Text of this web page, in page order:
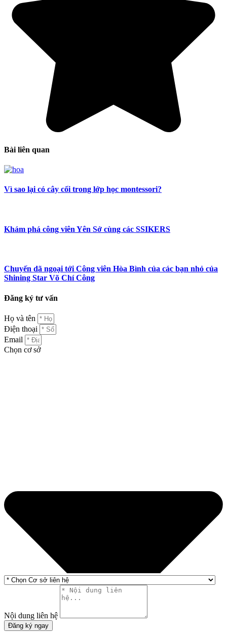
Bài liên quan
Vì sao lại có cây cối trong lớp học montessori?
Khám phá công viên Yên Sở cùng các SSIKERS
Chuyến dã ngoại tới Công viên Hòa Bình của các bạn nhỏ của
Shining Star Võ Chí Công
Đăng ký tư vấn
Họ và tên
Điện thoại
Email
Chọn cơ sở
Nội dung liên hệ
Đăng ký ngay